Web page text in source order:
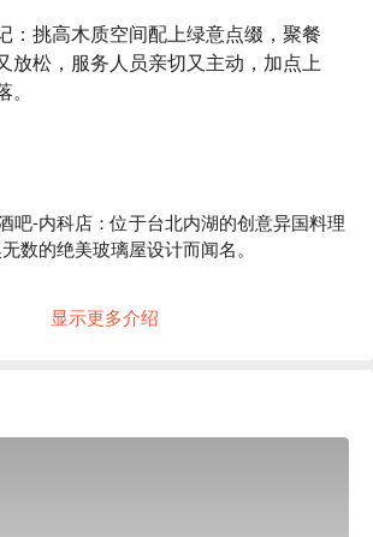
： 挑高木质空间配上绿意点缀，聚餐
放松，服务人员亲切又主动，加点上
吧-内科店：位于台北内湖的创意异国料理
数的绝美玻璃屋设计而闻名。
摩登工业风与绝美玻璃屋的碰撞，设计感超
的客人时髦，氛围轻松，能量感永远在
显示更多介绍